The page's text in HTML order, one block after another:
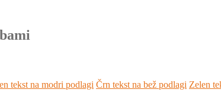
tekst na modri podlagi Črn tekst na bež podlagi Zelen